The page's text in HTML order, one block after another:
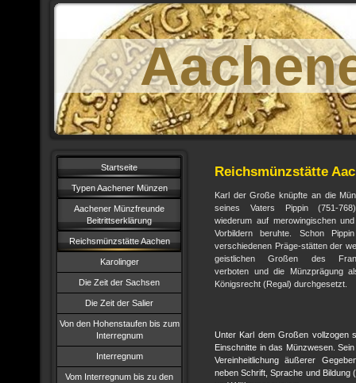
Startseite
Typen Aachener Münzen
Aachener Münzfreunde
Beitrittserklärung
Reichsmünzstätte Aachen
Karolinger
Die Zeit der Sachsen
Die Zeit der Salier
Von den Hohenstaufen bis zum
Interregnum
Interregnum
Vom Interregnum bis zu den
Reichsmünzstätte
Karl der Große knüpfte an die
seines Vaters Pippin (751-
wiederum auf merowingischen
Vorbildern beruhte. Schon
verschiedenen Präge-stätten der
geistlichen Großen des
verboten und die Münzprägung
Königsrecht (Regal) durchgesetzt.
Unter Karl dem Großen vollzogen
Einschnitte in das Münzwesen.
Vereinheitlichung äußerer
neben Schrift, Sprache und